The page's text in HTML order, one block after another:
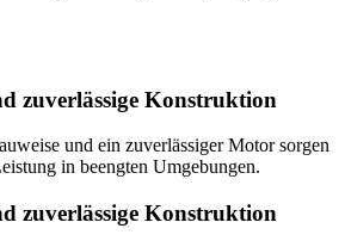
zuverlässige Konstruktion
und ein zuverlässiger Motor sorgen
in beengten Umgebungen.
zuverlässige Konstruktion